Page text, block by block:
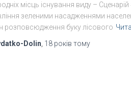
місць існування виду –
зеленими насадженнями
розповсюдження буку лісового
Dolin 18 років тому